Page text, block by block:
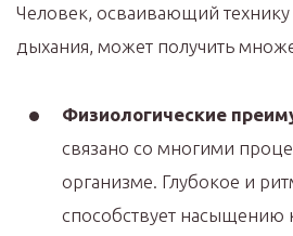
Человек, осваивающий
дыхания, может получить
Физиологические
связано со многими
организме. Глубокое и
способствует насыщению